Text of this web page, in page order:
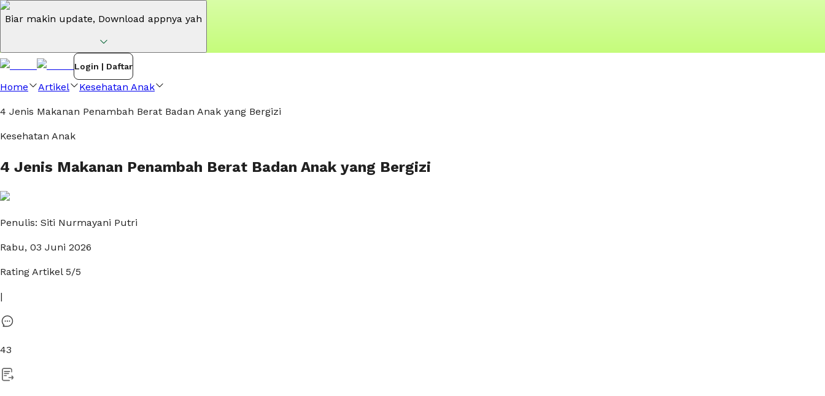
Biar makin update, Download appnya yah
Login | Daftar
Home Artikel Kesehatan Anak
4 Jenis Makanan Penambah Berat Badan Anak yang Bergizi
Kesehatan Anak
4 Jenis Makanan Penambah Berat Badan Anak yang Bergizi
Penulis: Siti Nurmayani Putri
Rabu, 03 Juni 2026
Rating Artikel 5/5
|
43